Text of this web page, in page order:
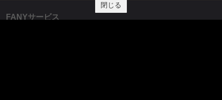
FANYサービス
閉じる